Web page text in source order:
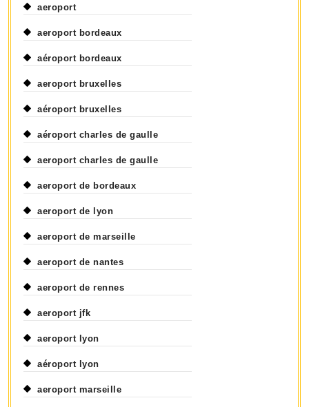
aeroport
aeroport bordeaux
aéroport bordeaux
aeroport bruxelles
aéroport bruxelles
aéroport charles de gaulle
aeroport charles de gaulle
aeroport de bordeaux
aeroport de lyon
aeroport de marseille
aeroport de nantes
aeroport de rennes
aeroport jfk
aeroport lyon
aéroport lyon
aeroport marseille